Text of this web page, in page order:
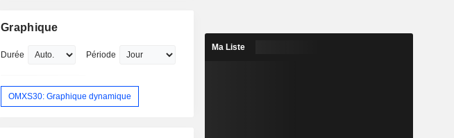
Graphique
Durée Période
OMXS30: Graphique dynamique
Ma Liste